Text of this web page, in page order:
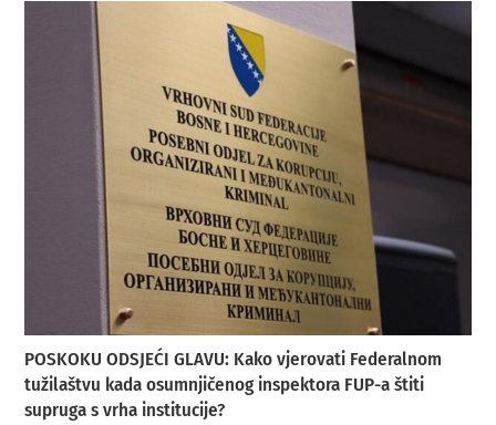
POSKOKU ODSJEĆI GLAVU: Kako vjerovati Federalnom
tužilaštvu kada osumnjičenog inspektora FUP-a štiti
supruga s vrha institucije?